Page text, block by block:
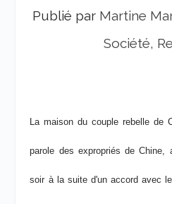
Publié par Martine
Société,
La maison du couple rebelle de
parole des expropriés de
soir à la suite d'un accord avec